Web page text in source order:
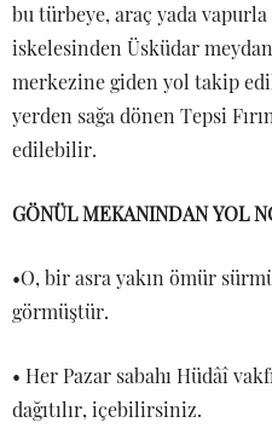
bu türbeye, araç yada
iskelesinden Üsküdar
merkezine giden yol takip
yerden sağa dönen Tepsi
edilebilir.
GÖNÜL MEKANINDAN YOL
•O, bir asra yakın ömür
görmüştür.
• Her Pazar sabahı Hüdâî
dağıtılır, içebilirsiniz.